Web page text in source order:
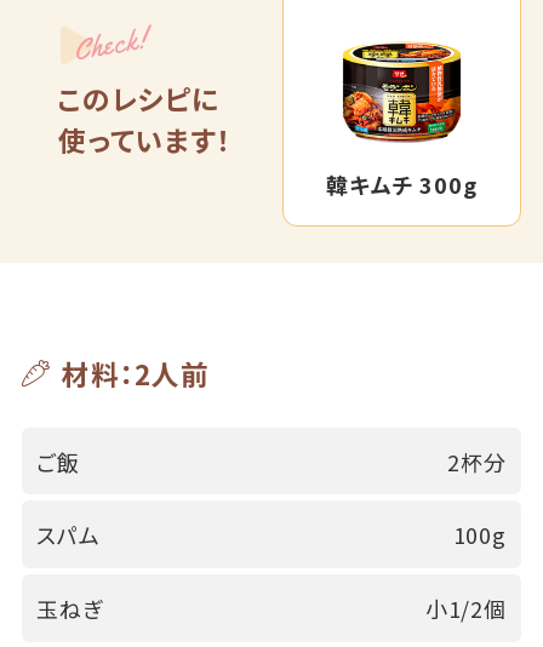
Check!
このレシピに
使っています！
韓キムチ 300g
材料：2人前
ご飯 2杯分
スパム 100g
玉ねぎ 小1/2個